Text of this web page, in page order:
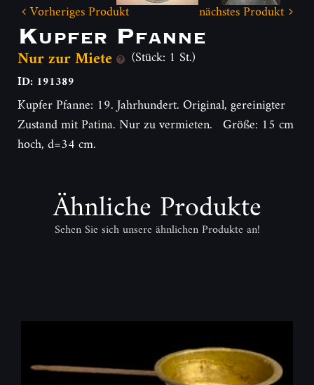
Vorheriges Produkt nächstes Produkt
Kupfer Pfanne
Nur zur Miete (Stück: 1 St.)
ID: 191389
Kupfer Pfanne: 19. Jahrhundert. Original, gereinigter
Zustand mit Patina. Nur zu vermieten. Größe: 15 cm
hoch, d=34 cm.
Ähnliche Produkte
Sehen Sie sich unsere ähnlichen Produkte an!